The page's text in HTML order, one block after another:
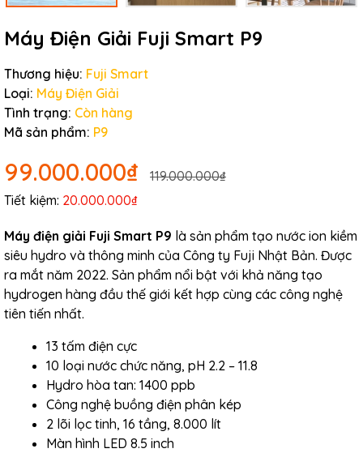
Máy Điện Giải Fuji Smart P9
Thương hiệu: Fuji Smart
Loại: Máy Điện Giải
Tình trạng: Còn hàng
Mã sản phẩm: P9
99.000.000₫
119.000.000₫
Tiết kiệm: 20.000.000₫
Máy điện giải Fuji Smart P9 là sản phẩm tạo nước ion kiềm
siêu hydro và thông minh của Công ty Fuji Nhật Bản. Được
ra mắt năm 2022. Sản phẩm nổi bật với khả năng tạo
hydrogen hàng đầu thế giới kết hợp cùng các công nghệ
tiên tiến nhất.
13 tấm điện cực
10 loại nước chức năng, pH 2.2 – 11.8
Hydro hòa tan: 1400 ppb
Công nghệ buồng điện phân kép
2 lõi lọc tinh, 16 tầng, 8.000 lít
Màn hình LED 8.5 inch